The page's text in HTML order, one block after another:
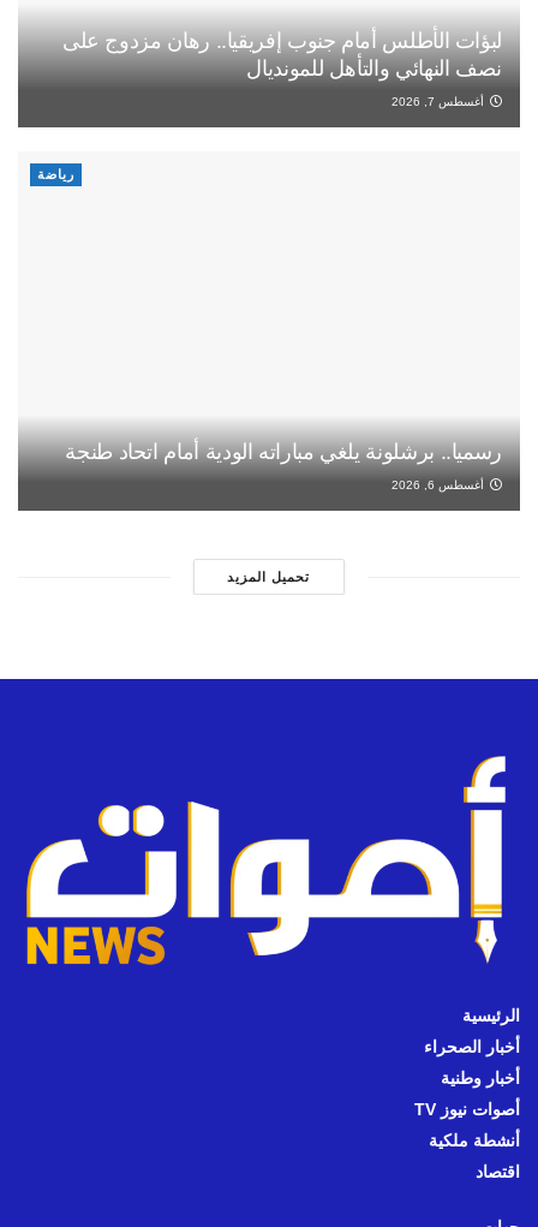
لبؤات الأطلس أمام جنوب إفريقيا.. رهان مزدوج على
نصف النهائي والتأهل للمونديال
أغسطس 7, 2026
رياضة
رسميا.. برشلونة يلغي مباراته الودية أمام اتحاد طنجة
أغسطس 6, 2026
تحميل المزيد
الرئيسية
أخبار الصحراء
أخبار وطنية
أصوات نيوز TV
أنشطة ملكية
اقتصاد